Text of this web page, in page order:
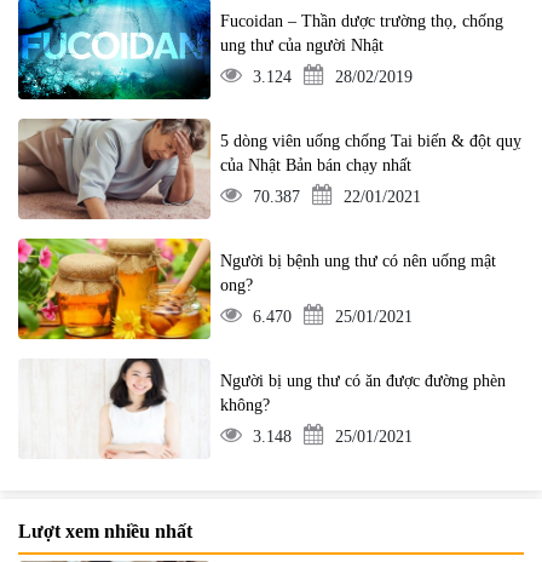
Fucoidan – Thần dược trường thọ, chống
ung thư của người Nhật
3.124
28/02/2019
5 dòng viên uống chống Tai biến & đột quỵ
của Nhật Bản bán chạy nhất
70.387
22/01/2021
Người bị bệnh ung thư có nên uống mật
ong?
6.470
25/01/2021
Người bị ung thư có ăn được đường phèn
không?
3.148
25/01/2021
Lượt xem nhiều nhất